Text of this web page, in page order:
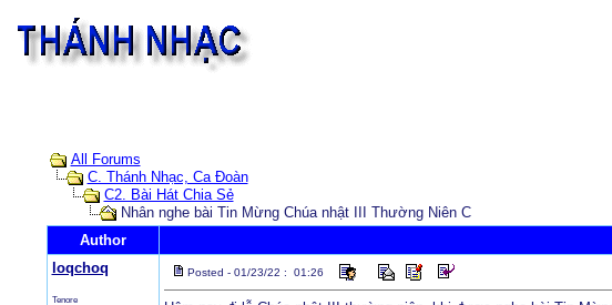
All Forums
C. Thánh Nhạc, Ca Đoàn
C2. Bài Hát Chia Sẻ
Nhân nghe bài Tin Mừng Chúa nhật III Thường Niên C
Author
loqchoq
Tenore
Posted - 01/23/22 : 01:26